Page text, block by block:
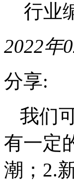
行业
2022年
分享:
我们
有一定
潮；2.